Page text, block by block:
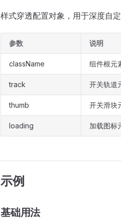
样式穿透配置对象，用于深度自
参数 说明
className 组件根元
track 开关轨道
thumb 开关滑块
loading 加载图标
示例
基础用法